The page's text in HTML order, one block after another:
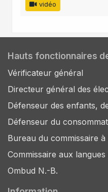
vidéo
Hauts fonctionnaires
Vérificateur général
Directeur général des
Défenseur des enfants,
Défenseur du
Bureau du commissaire à
Commissaire aux
Ombud N.-B.